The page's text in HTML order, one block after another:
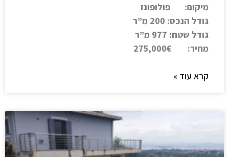
מיקום: פולופונז
גודל הנכס: 200 מ”ר
גודל שטח: 977 מ”ר
מחיר: 275,000€
קרא עוד »